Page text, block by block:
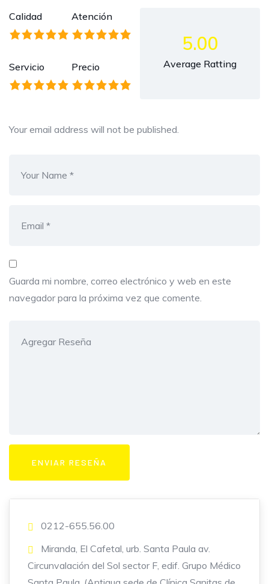
Calidad Atención
Servicio Precio
5.00
Average Ratting
Your email address will not be published.
Guarda mi nombre, correo electrónico y web en este
navegador para la próxima vez que comente.
0212-655.56.00
Miranda, El Cafetal, urb. Santa Paula av.
Circunvalación del Sol sector F, edif. Grupo Médico